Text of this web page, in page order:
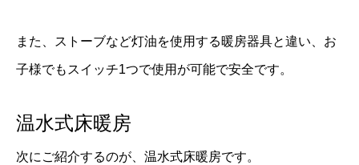
また、ストーブなど灯油を使用する暖房器具と違い、お
子様でもスイッチ1つで使用が可能で安全です。
温水式床暖房
次にご紹介するのが、温水式床暖房です。